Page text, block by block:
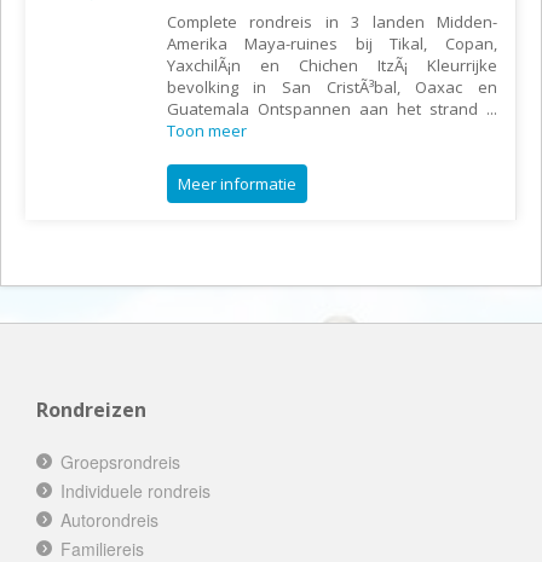
Complete rondreis in 3 landen Midden-
Amerika Maya-ruines bij Tikal, Copan,
YaxchilÃ¡n en Chichen ItzÃ¡ Kleurrijke
bevolking in San CristÃ³bal, Oaxac en
Guatemala Ontspannen aan het strand ...
Toon meer
Meer informatie
Rondreizen
Groepsrondreis
Individuele rondreis
Autorondreis
Familiereis